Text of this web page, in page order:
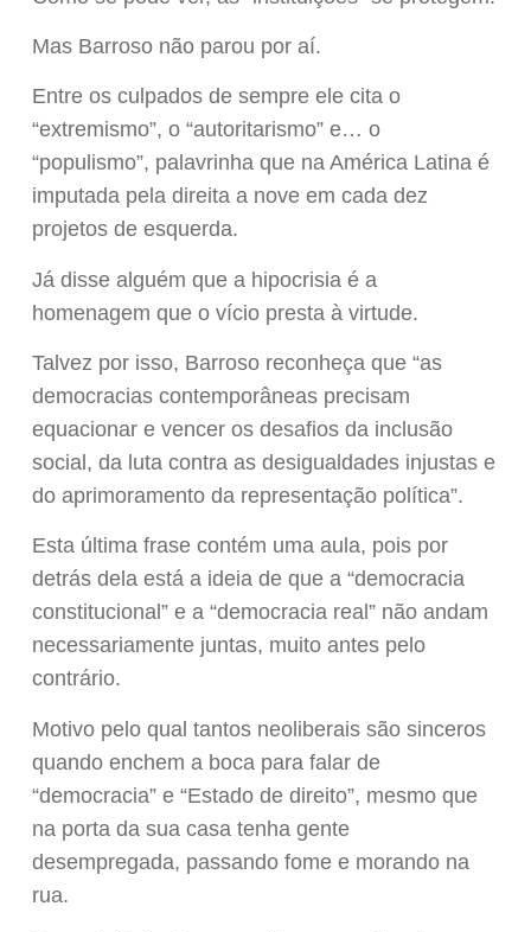
Mas Barroso não parou por aí.
Entre os culpados de sempre ele cita o
“extremismo”, o “autoritarismo” e… o
“populismo”, palavrinha que na América Latina é
imputada pela direita a nove em cada dez
projetos de esquerda.
Já disse alguém que a hipocrisia é a
homenagem que o vício presta à virtude.
Talvez por isso, Barroso reconheça que “as
democracias contemporâneas precisam
equacionar e vencer os desafios da inclusão
social, da luta contra as desigualdades injustas e
do aprimoramento da representação política”.
Esta última frase contém uma aula, pois por
detrás dela está a ideia de que a “democracia
constitucional” e a “democracia real” não andam
necessariamente juntas, muito antes pelo
contrário.
Motivo pelo qual tantos neoliberais são sinceros
quando enchem a boca para falar de
“democracia” e “Estado de direito”, mesmo que
na porta da sua casa tenha gente
desempregada, passando fome e morando na
rua.